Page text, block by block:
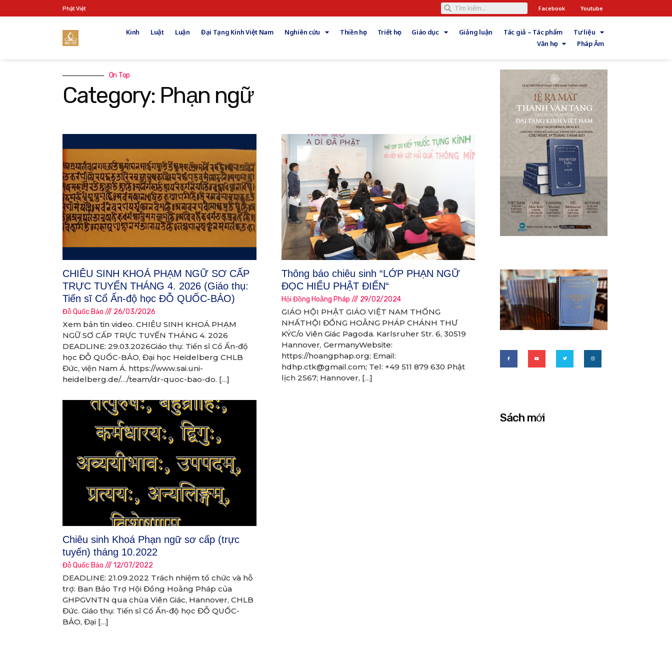
Phật Việt Facebook Youtube
Kinh Luật Luận Đại Tạng Kinh Việt Nam Nghiên cứu Thiền học Triết học Giáo dục Giảng luận Tác giả – Tác phẩm
Tư liệu
Văn học
Pháp Âm
On Top
Category: Phạn ngữ
CHIÊU SINH KHOÁ PHẠM NGỮ SƠ CẤP
TRỰC TUYẾN THÁNG 4. 2026 (Giáo thụ:
Tiến sĩ Cổ Ấn-độ học ĐỖ QUỐC-BẢO)
Đỗ Quốc Bảo 26/03/2026
Xem bản tin video. CHIÊU SINH KHOÁ PHẠM
NGỮ SƠ CẤP TRỰC TUYẾN THÁNG 4. 2026
DEADLINE: 29.03.2026Giáo thụ: Tiến sĩ Cổ Ấn-độ
học ĐỖ QUỐC-BẢO, Đại học Heidelberg CHLB
Đức, viện Nam Á. https://www.sai.uni-
heidelberg.de/…/team/dr-quoc-bao-do. […]
Thông báo chiêu sinh “LỚP PHẠN NGỮ
ĐỌC HIỂU PHẬT ĐIỂN“
Hội Đồng Hoằng Pháp 29/02/2024
GIÁO HỘI PHẬT GIÁO VIỆT NAM THỐNG
NHẤTHỘI ĐỒNG HOẰNG PHÁP CHÁNH THƯ
KÝC/o Viên Giác Pagoda. Karlsruher Str. 6, 30519
Hannover, GermanyWebsite:
https://hoangphap.org; Email:
hdhp.ctk@gmail.com; Tel: +49 511 879 630 Phật
lịch 2567; Hannover, […]
Chiêu sinh Khoá Phạn ngữ sơ cấp (trực
tuyến) tháng 10.2022
Đỗ Quốc Bảo 12/07/2022
DEADLINE: 21.09.2022 Trách nhiệm tổ chức và hỗ
trợ: Ban Bảo Trợ Hội Đồng Hoằng Pháp của
GHPGVNTN qua chùa Viên Giác, Hannover, CHLB
Đức. Giáo thụ: Tiến sĩ Cổ Ấn-độ học ĐỖ QUỐC-
BẢO, Đại […]
Sách mới